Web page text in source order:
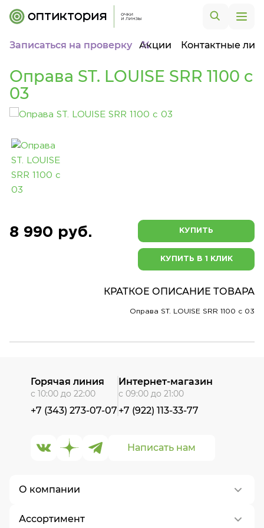
Записаться на проверку Акции Контактные
Оправа ST. LOUISE SRR 1100 c
03
8 990 руб. КУПИТЬ
КУПИТЬ В 1 КЛИК
КРАТКОЕ ОПИСАНИЕ ТОВАРА
Оправа ST. LOUISE SRR 1100 c 03
О компании
О нас
Ассортимент
Написать нам
Горячая линия
с 10:00 до 22:00
+7 (343) 273-07-07
Интернет-магазин
с 09:00 до 21:00
+7 (922) 113-33-77